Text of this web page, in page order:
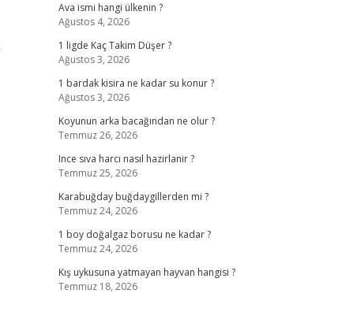
Ava ismi hangi ülkenin ?
Ağustos 4, 2026
1 ligde Kaç Takim Düşer ?
Ağustos 3, 2026
1 bardak kisira ne kadar su konur ?
Ağustos 3, 2026
Koyunun arka bacağından ne olur ?
Temmuz 26, 2026
Ince sıva harcı nasıl hazirlanir ?
Temmuz 25, 2026
Karabuğday buğdaygillerden mi ?
Temmuz 24, 2026
1 boy doğalgaz borusu ne kadar ?
Temmuz 24, 2026
Kış uykusuna yatmayan hayvan hangisi ?
Temmuz 18, 2026